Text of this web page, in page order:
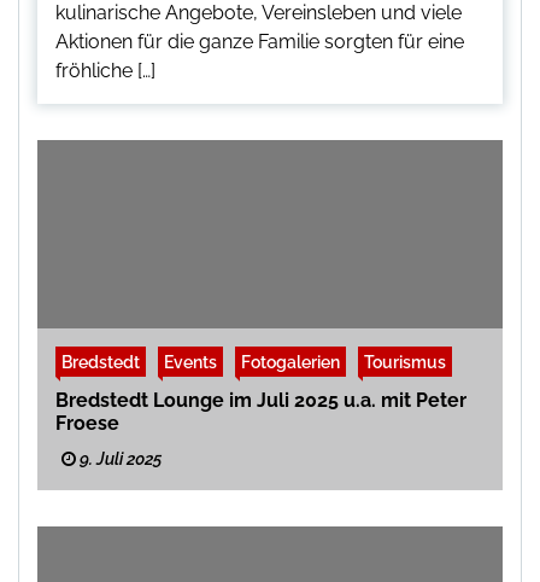
kulinarische Angebote, Vereinsleben und viele
Aktionen für die ganze Familie sorgten für eine
fröhliche […]
Bredstedt Events Fotogalerien Tourismus
Bredstedt Lounge im Juli 2025 u.a. mit Peter
Froese
9. Juli 2025